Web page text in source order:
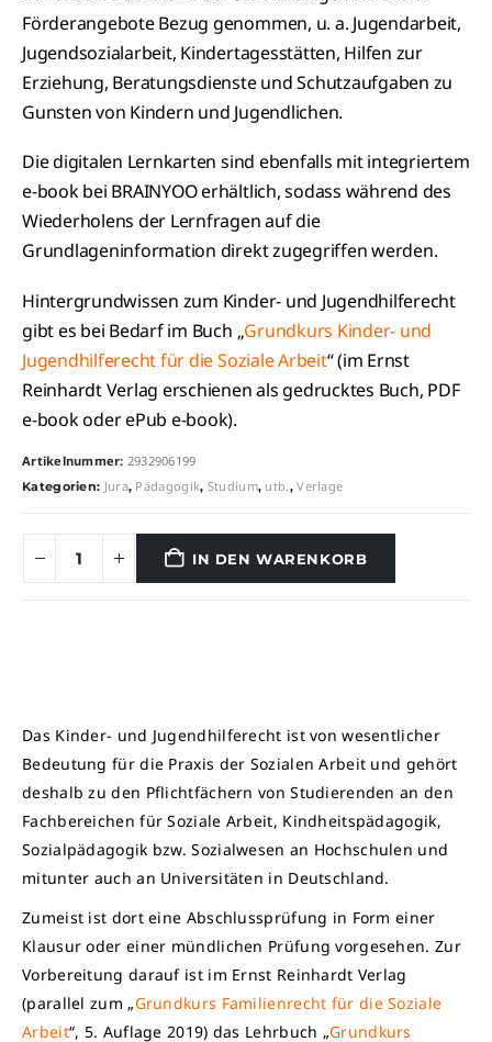
Förderangebote Bezug genommen, u. a. Jugendarbeit,
Jugendsozialarbeit, Kindertagesstätten, Hilfen zur
Erziehung, Beratungsdienste und Schutzaufgaben zu
Gunsten von Kindern und Jugendlichen.
Die digitalen Lernkarten sind ebenfalls mit integriertem
e-book bei BRAINYOO erhältlich, sodass während des
Wiederholens der Lernfragen auf die
Grundlageninformation direkt zugegriffen werden.
Hintergrundwissen zum Kinder- und Jugendhilferecht
gibt es bei Bedarf im Buch „Grundkurs Kinder- und
Jugendhilferecht für die Soziale Arbeit“ (im Ernst
Reinhardt Verlag erschienen als gedrucktes Buch, PDF
e-book oder ePub e-book).
Artikelnummer: 2932906199
Kategorien: Jura, Pädagogik, Studium, utb.,Verlage
IN DEN WARENKORB
Das Kinder- und Jugendhilferecht ist von wesentlicher
Bedeutung für die Praxis der Sozialen Arbeit und gehört
deshalb zu den Pflichtfächern von Studierenden an den
Fachbereichen für Soziale Arbeit, Kindheitspädagogik,
Sozialpädagogik bzw. Sozialwesen an Hochschulen und
mitunter auch an Universitäten in Deutschland.
Zumeist ist dort eine Abschlussprüfung in Form einer
Klausur oder einer mündlichen Prüfung vorgesehen. Zur
Vorbereitung darauf ist im Ernst Reinhardt Verlag
(parallel zum „Grundkurs Familienrecht für die Soziale
Arbeit“, 5. Auflage 2019) das Lehrbuch „Grundkurs